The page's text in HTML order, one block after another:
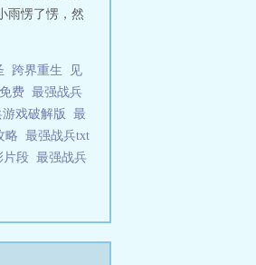
雨愣了愣，然
跨界重生
见
费 最强战兵
戏破解版 最
略 最强战兵txt
片段 最强战兵